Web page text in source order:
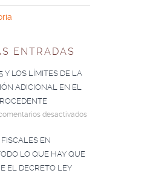
ENTRADAS
Y LOS LÍMITES DE LA
ADICIONAL EN EL
desactivados
EN
LO QUE HAY QUE
EL DECRETO LEY